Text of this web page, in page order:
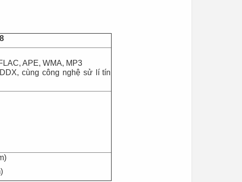
APE, WMA, MP3
cùng công nghệ sử lí tín